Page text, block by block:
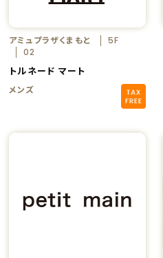
アミュプラザくまもと
5F
02
トルネード マート
メンズ